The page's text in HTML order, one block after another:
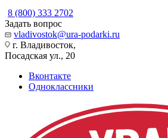
8 (800) 333 2702
Задать вопрос
vladivostok@ura-podarki.ru
г. Владивосток,
Посадская ул., 20
Вконтакте
Одноклассники